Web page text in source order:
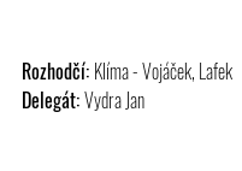
Rozhodčí: Klíma - Vojáček, Lafek
Delegát: Vydra Jan